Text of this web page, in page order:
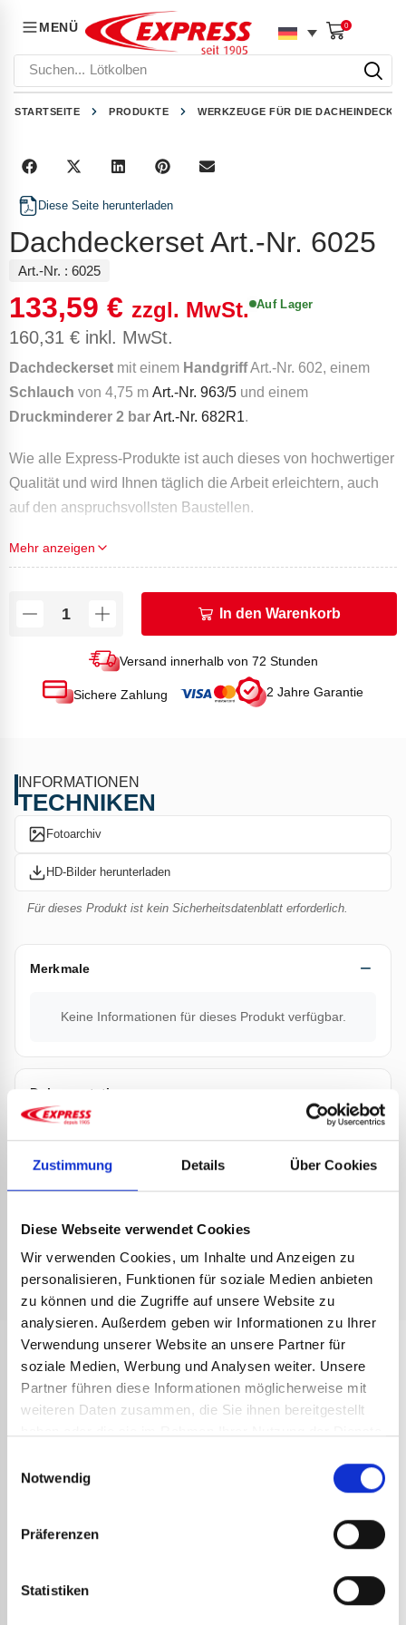
Zustimmung Details Über Cookies
Diese Webseite verwendet Cookies
Wir verwenden Cookies, um Inhalte und Anzeigen zu
personalisieren, Funktionen für soziale Medien anbieten
zu können und die Zugriffe auf unsere Website zu
analysieren. Außerdem geben wir Informationen zu Ihrer
Verwendung unserer Website an unsere Partner für
soziale Medien, Werbung und Analysen weiter. Unsere
Partner führen diese Informationen möglicherweise mit
weiteren Daten zusammen, die Sie ihnen bereitgestellt
Notwendig
Präferenzen
Statistiken
MENÜ 0
Suchen... Lötkolben
STARTSEITE PRODUKTE WERKZEUGE FÜR DIE
Diese Seite herunterladen
Dachdeckerset Art.-Nr. 6025
Art.-Nr. : 6025
133,59 € zzgl. MwSt.
160,31 € inkl. MwSt.
Auf Lager
Dachdeckerset mit einem HandgriffArt.-Nr. 602, einem
Schlauch von 4,75 m Art.-Nr. 963/5 und einem
Druckminderer 2 barArt.-Nr. 682R1.
Wie alle Express-Produkte ist auch dieses von hochwertiger
Qualität und wird Ihnen täglich die Arbeit erleichtern, auch
auf den anspruchsvollsten Baustellen.
Gewicht (g): 945
Mehr anzeigen
In den Warenkorb
Versand innerhalb von 72 Stunden
Sichere Zahlung 2 Jahre Garantie
INFORMATIONEN
TECHNIKEN
Fotoarchiv
HD-Bilder herunterladen
Für dieses Produkt ist kein Sicherheitsdatenblatt erforderlich.
Merkmale
Keine Informationen für dieses Produkt verfügbar.
Dokumentation
Verkaufsprospekt Art.-Nr. 6025
Technisches Datenblatt Schläuche
Technisches Datenblatt Druckminderer
ANDERE
REFERENZEN